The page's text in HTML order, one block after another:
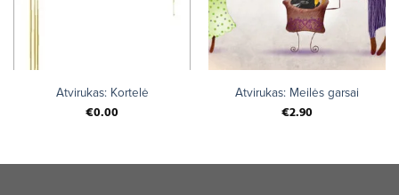
Atvirukas: Kortelė
€0.00
Atvirukas: Meilės garsai
€2.90